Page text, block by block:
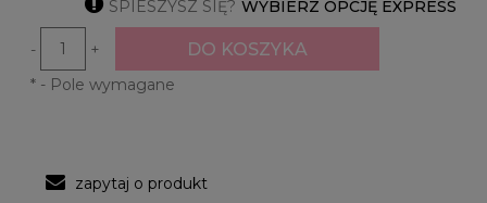
 SPIESZYSZ SIĘ? WYBIERZ OPCJĘ EXPRESS
- + DO KOSZYKA
* - Pole wymagane
zapytaj o produkt